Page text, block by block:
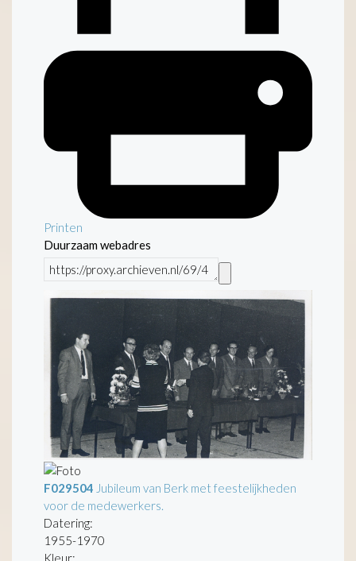
Printen
Duurzaam webadres
F029504 Jubileum van Berk met feestelijkheden
voor de medewerkers.
Datering:
1955-1970
Kleur: